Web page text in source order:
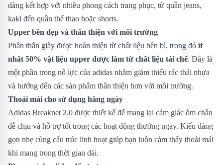
dàng kết hợp với nhiều phong cách trang phục, từ quần jeans,
kaki đến quần thể thao hoặc shorts.
Upper bền đẹp và thân thiện với môi trường
Phần thân giày được hoàn thiện từ chất liệu bền bỉ, trong đó ít
nhất 50% vật liệu upper được làm từ chất liệu tái chế. Đây là
một phần trong nỗ lực của adidas nhằm giảm thiểu rác thải nhựa
và hướng đến các sản phẩm thân thiện hơn với môi trường.
Thoải mái cho sử dụng hằng ngày
Adidas Breaknet 2.0 được thiết kế để mang lại cảm giác ôm chân
dễ chịu và hỗ trợ tốt trong các hoạt động thường ngày. Kiểu dáng
gọn nhẹ cùng cấu trúc linh hoạt giúp bạn luôn cảm thấy thoải mái
khi mang trong thời gian dài.